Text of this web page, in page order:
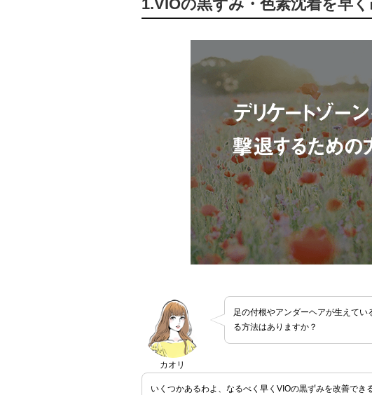
1.VIOの黒ずみ・色素沈着を早
カオリ
足の付根やアンダーヘアが生えて
る方法はありますか？
いくつかあるわよ、なるべく早くVIOの黒ずみを改善でき